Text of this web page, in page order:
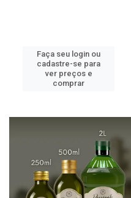
Faça seu login ou
cadastre-se para
ver preços e
comprar